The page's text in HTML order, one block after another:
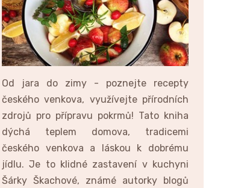
Od jara do zimy - poznejte recepty
českého venkova, využívejte přírodních
zdrojů pro přípravu pokrmů! Tato kniha
dýchá teplem domova, tradicemi
českého venkova a láskou k dobrému
jídlu. Je to klidné zastavení v kuchyni
Šárky Škachové, známé autorky blogů